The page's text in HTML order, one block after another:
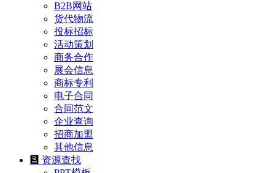
B2B网站
货代物流
投标招标
活动策划
商务合作
展会信息
商标专利
电子合同
合同范文
企业查询
招商加盟
其他信息
资源查找